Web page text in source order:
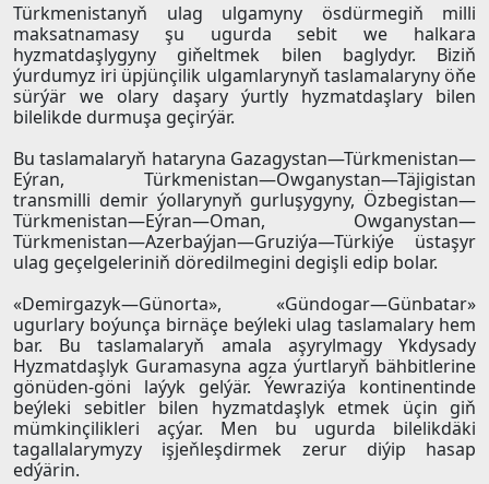
Türkmenistanyň ulag ulgamyny ösdürmegiň milli
maksatnamasy şu ugurda sebit we halkara
hyzmatdaşlygyny giňeltmek bilen baglydyr. Biziň
ýurdumyz iri üpjünçilik ulgamlarynyň taslamalaryny öňe
sürýär we olary daşary ýurtly hyzmatdaşlary bilen
bilelikde durmuşa geçirýär.
Bu taslamalaryň hataryna Gazagystan—Türkmenistan—
Eýran, Türkmenistan—Owganystan—Täjigistan
transmilli demir ýollarynyň gurluşygyny, Özbegistan—
Türkmenistan—Eýran—Oman, Owganystan—
Türkmenistan—Azerbaýjan—Gruziýa—Türkiýe üstaşyr
ulag geçelgeleriniň döredilmegini degişli edip bolar.
«Demirgazyk—Günorta», «Gündogar—Günbatar»
ugurlary boýunça birnäçe beýleki ulag taslamalary hem
bar. Bu taslamalaryň amala aşyrylmagy Ykdysady
Hyzmatdaşlyk Guramasyna agza ýurtlaryň bähbitlerine
gönüden-göni laýyk gelýär. Ýewraziýa kontinentinde
beýleki sebitler bilen hyzmatdaşlyk etmek üçin giň
mümkinçilikleri açýar. Men bu ugurda bilelikdäki
tagallalarymyzy işjeňleşdirmek zerur diýip hasap
edýärin.